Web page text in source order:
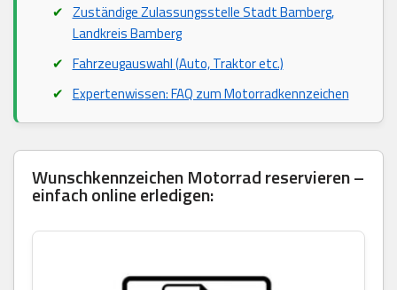
Zuständige Zulassungsstelle Stadt Bamberg,
Landkreis Bamberg
Fahrzeugauswahl (Auto, Traktor etc.)
Expertenwissen: FAQ zum Motorradkennzeichen
Wunschkennzeichen Motorrad reservieren –
einfach online erledigen: